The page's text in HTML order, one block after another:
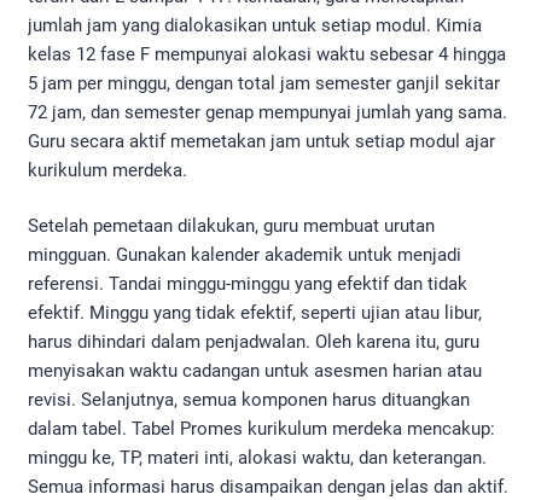
jumlah jam yang dialokasikan untuk setiap modul. Kimia
kelas 12 fase F mempunyai alokasi waktu sebesar 4 hingga
5 jam per minggu, dengan total jam semester ganjil sekitar
72 jam, dan semester genap mempunyai jumlah yang sama.
Guru secara aktif memetakan jam untuk setiap modul ajar
kurikulum merdeka.
Setelah pemetaan dilakukan, guru membuat urutan
mingguan. Gunakan kalender akademik untuk menjadi
referensi. Tandai minggu-minggu yang efektif dan tidak
efektif. Minggu yang tidak efektif, seperti ujian atau libur,
harus dihindari dalam penjadwalan. Oleh karena itu, guru
menyisakan waktu cadangan untuk asesmen harian atau
revisi. Selanjutnya, semua komponen harus dituangkan
dalam tabel. Tabel Promes kurikulum merdeka mencakup:
minggu ke, TP, materi inti, alokasi waktu, dan keterangan.
Semua informasi harus disampaikan dengan jelas dan aktif.